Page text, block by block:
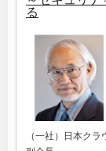
る
（一社）日本ク